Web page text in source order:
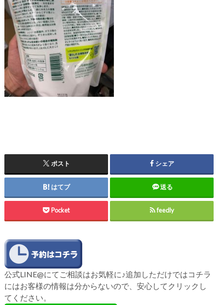
ポスト シェア
はてブ 送る
Pocket feedly
公式LINE@にてご相談はお気軽に♪追加しただけではコチラ
にはお客様の情報は分からないので、安心してクリックし
てください。